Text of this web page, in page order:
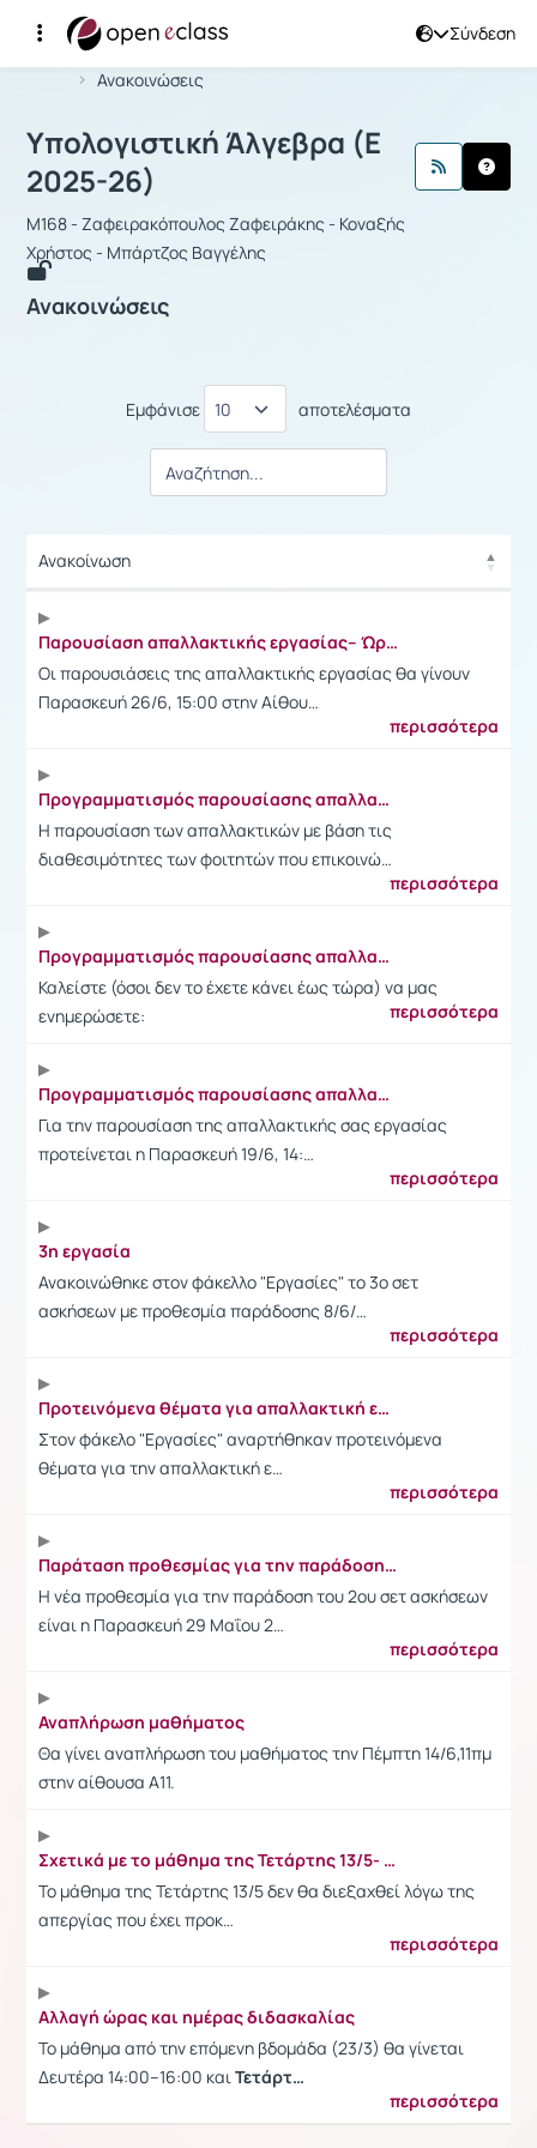
Σύνδεση
Αρχική Σελίδα
Ανακοινώσεις
Μάθημα : Υπολογιστική Άλγεβρα
Υπολογιστική Άλγεβρα (Ε
2025-26)
M168 - Ζαφειρακόπουλος Ζαφειράκης - Κοναξής
Χρήστος - Μπάρτζος Βαγγέλης
Ανακοινώσεις
Εμφάνισε αποτελέσματα
Ανακοίνωση
Παρουσίαση απαλλακτικής εργασίας-- Ώρα και αίθουσα
Οι παρουσιάσεις της απαλλακτικής εργασίας θα γίνουν
Παρασκευή 26/6, 15:00 στην Αίθου…
περισσότερα
Προγραμματισμός παρουσίασης απαλλακτικής εργασίας-- Τελική ημερομηνία
Η παρουσίαση των απαλλακτικών με βάση τις
διαθεσιμότητες των φοιτητών που επικοινώ…
περισσότερα
Προγραμματισμός παρουσίασης απαλλακτικής εργασίας-- update
Καλείστε (όσοι δεν το έχετε κάνει έως τώρα) να μας
ενημερώσετε:
περισσότερα
Προγραμματισμός παρουσίασης απαλλακτικής εργασίας
Για την παρουσίαση της απαλλακτικής σας εργασίας
προτείνεται η Παρασκευή 19/6, 14:…
περισσότερα
3η εργασία
Ανακοινώθηκε στον φάκελλο "Εργασίες" το 3ο σετ
ασκήσεων με προθεσμία παράδοσης 8/6/…
περισσότερα
Προτεινόμενα θέματα για απαλλακτική εργασία.
Στον φάκελο "Εργασίες" αναρτήθηκαν προτεινόμενα
θέματα για την απαλλακτική ε…
περισσότερα
Παράταση προθεσμίας για την παράδοση της 2ης εργασίας
Η νέα προθεσμία για την παράδοση του 2ου σετ ασκήσεων
είναι η Παρασκευή 29 Μαΐου 2…
περισσότερα
Αναπλήρωση μαθήματος
Θα γίνει αναπλήρωση του μαθήματος την Πέμπτη 14/6,11πμ
στην αίθουσα Α11.
Σχετικά με το μάθημα της Τετάρτης 13/5- Ημέρα απεργίας
Το μάθημα της Τετάρτης 13/5 δεν θα διεξαχθεί λόγω της
απεργίας που έχει προκ…
περισσότερα
Αλλαγή ώρας και ημέρας διδασκαλίας
Το μάθημα από την επόμενη βδομάδα (23/3) θα γίνεται
Δευτέρα 14:00--16:00 καιΤετάρτ…
περισσότερα